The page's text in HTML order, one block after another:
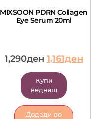
MIXSOON PDRN Collagen
Eye Serum 20ml
1,290ден 1,161ден
Купи
веднаш
Додади во